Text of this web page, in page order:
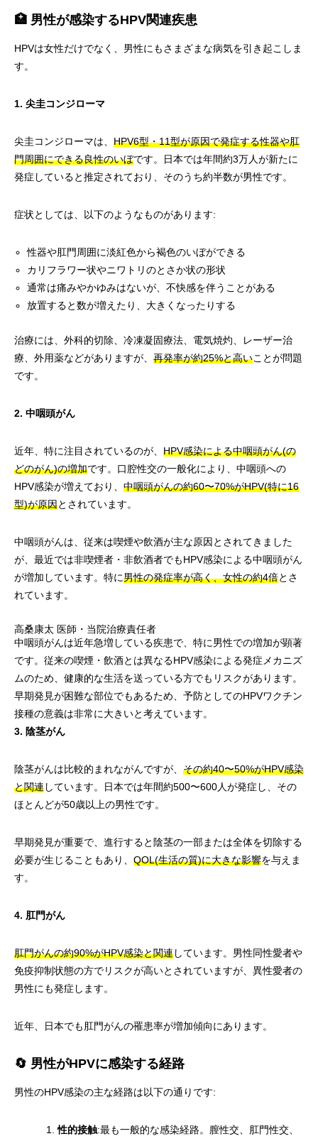
🏥 男性が感染するHPV関連疾患
HPVは女性だけでなく、男性にもさまざまな病気を引き起こしま
す。
1. 尖圭コンジローマ
尖圭コンジローマは、 HPV6型・11型が原因で発症する性器や肛
門周囲にできる良性のいぼです。日本では年間約3万人が新たに
発症していると推定されており、そのうち約半数が男性です。
症状としては、以下のようなものがあります:
性器や肛門周囲に淡紅色から褐色のいぼができる
カリフラワー状やニワトリのとさか状の形状
通常は痛みやかゆみはないが、不快感を伴うことがある
放置すると数が増えたり、大きくなったりする
治療には、外科的切除、冷凍凝固療法、電気焼灼、レーザー治
療、外用薬などがありますが、 再発率が約25%と高いことが問題
です。
2. 中咽頭がん
近年、特に注目されているのが、 HPV感染による中咽頭がん(の
どのがん)の増加です。口腔性交の一般化により、中咽頭への
HPV感染が増えており、 中咽頭がんの約60〜70%がHPV(特に16
型)が原因とされています。
中咽頭がんは、従来は喫煙や飲酒が主な原因とされてきました
が、最近では非喫煙者・非飲酒者でもHPV感染による中咽頭がん
が増加しています。特に男性の発症率が高く、女性の約4倍とさ
れています。
高桑康太 医師・当院治療責任者
中咽頭がんは近年急増している疾患で、特に男性での増加が顕著
です。従来の喫煙・飲酒とは異なるHPV感染による発症メカニズ
ムのため、健康的な生活を送っている方でもリスクがあります。
早期発見が困難な部位でもあるため、予防としてのHPVワクチン
接種の意義は非常に大きいと考えています。
3. 陰茎がん
陰茎がんは比較的まれながんですが、 その約40〜50%がHPV感染
と関連しています。日本では年間約500〜600人が発症し、その
ほとんどが50歳以上の男性です。
早期発見が重要で、進行すると陰茎の一部または全体を切除する
必要が生じることもあり、 QOL(生活の質)に大きな影響を与えま
す。
4. 肛門がん
肛門がんの約90%がHPV感染と関連しています。男性同性愛者や
免疫抑制状態の方でリスクが高いとされていますが、異性愛者の
男性にも発症します。
近年、日本でも肛門がんの罹患率が増加傾向にあります。
🔄 男性がHPVに感染する経路
男性のHPV感染の主な経路は以下の通りです:
性的接触:最も一般的な感染経路。膣性交、肛門性交、